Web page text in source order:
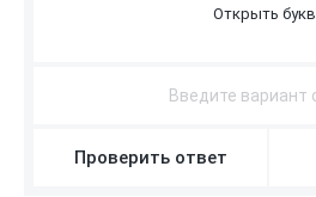
Проверить ответ